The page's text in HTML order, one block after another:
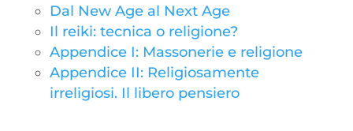
Dal New Age al Next Age
Il reiki: tecnica o religione?
Appendice I: Massonerie e religione
Appendice II: Religiosamente
irreligiosi. Il libero pensiero